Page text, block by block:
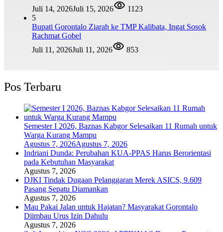
Juli 14, 2026Juli 15, 2026
1123
5
Bupati Gorontalo Ziarah ke TMP Kalibata, Ingat Sosok
Rachmat Gobel
Juli 11, 2026Juli 11, 2026 853
Pos Terbaru
Semester I 2026, Baznas Kabgor Selesaikan 11 Rumah untuk
Warga Kurang Mampu
Agustus 7, 2026Agustus 7, 2026
Indriani Dunda: Perubahan KUA-PPAS Harus Berorientasi
pada Kebutuhan Masyarakat
Agustus 7, 2026
DJKI Tindak Dugaan Pelanggaran Merek ASICS, 9.609
Pasang Sepatu Diamankan
Agustus 7, 2026
Mau Pakai Jalan untuk Hajatan? Masyarakat Gorontalo
Diimbau Urus Izin Dahulu
Agustus 7, 2026